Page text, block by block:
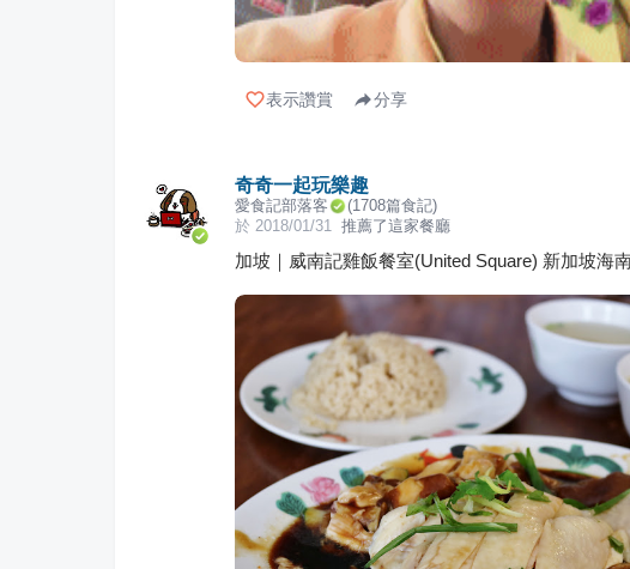
表示讚賞 分享
奇奇一起玩樂趣
愛食記部落客 (1708篇食記)
於 2018/01/31 推薦了這家餐廳
加坡｜威南記雞飯餐室(United Square) 新加坡海